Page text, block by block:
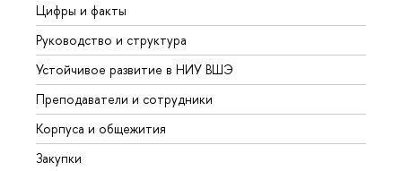
Цифры и факты
Руководство и структура
Устойчивое развитие в НИУ ВШЭ
Преподаватели и сотрудники
Корпуса и общежития
Закупки